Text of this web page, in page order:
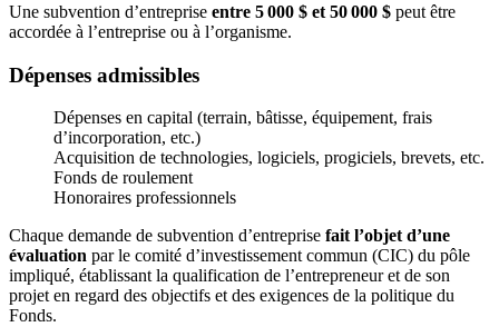
Une subvention d’entreprise entre 5 000 $ et 50 000 $ peut être
accordée à l’entreprise ou à l’organisme.
Dépenses admissibles
Dépenses en capital (terrain, bâtisse, équipement, frais
d’incorporation, etc.)
Acquisition de technologies, logiciels, progiciels, brevets, etc.
Fonds de roulement
Honoraires professionnels
Chaque demande de subvention d’entreprise fait l’objet d’une
évaluation par le comité d’investissement commun (CIC) du pôle
impliqué, établissant la qualification de l’entrepreneur et de son
projet en regard des objectifs et des exigences de la politique du
Fonds.